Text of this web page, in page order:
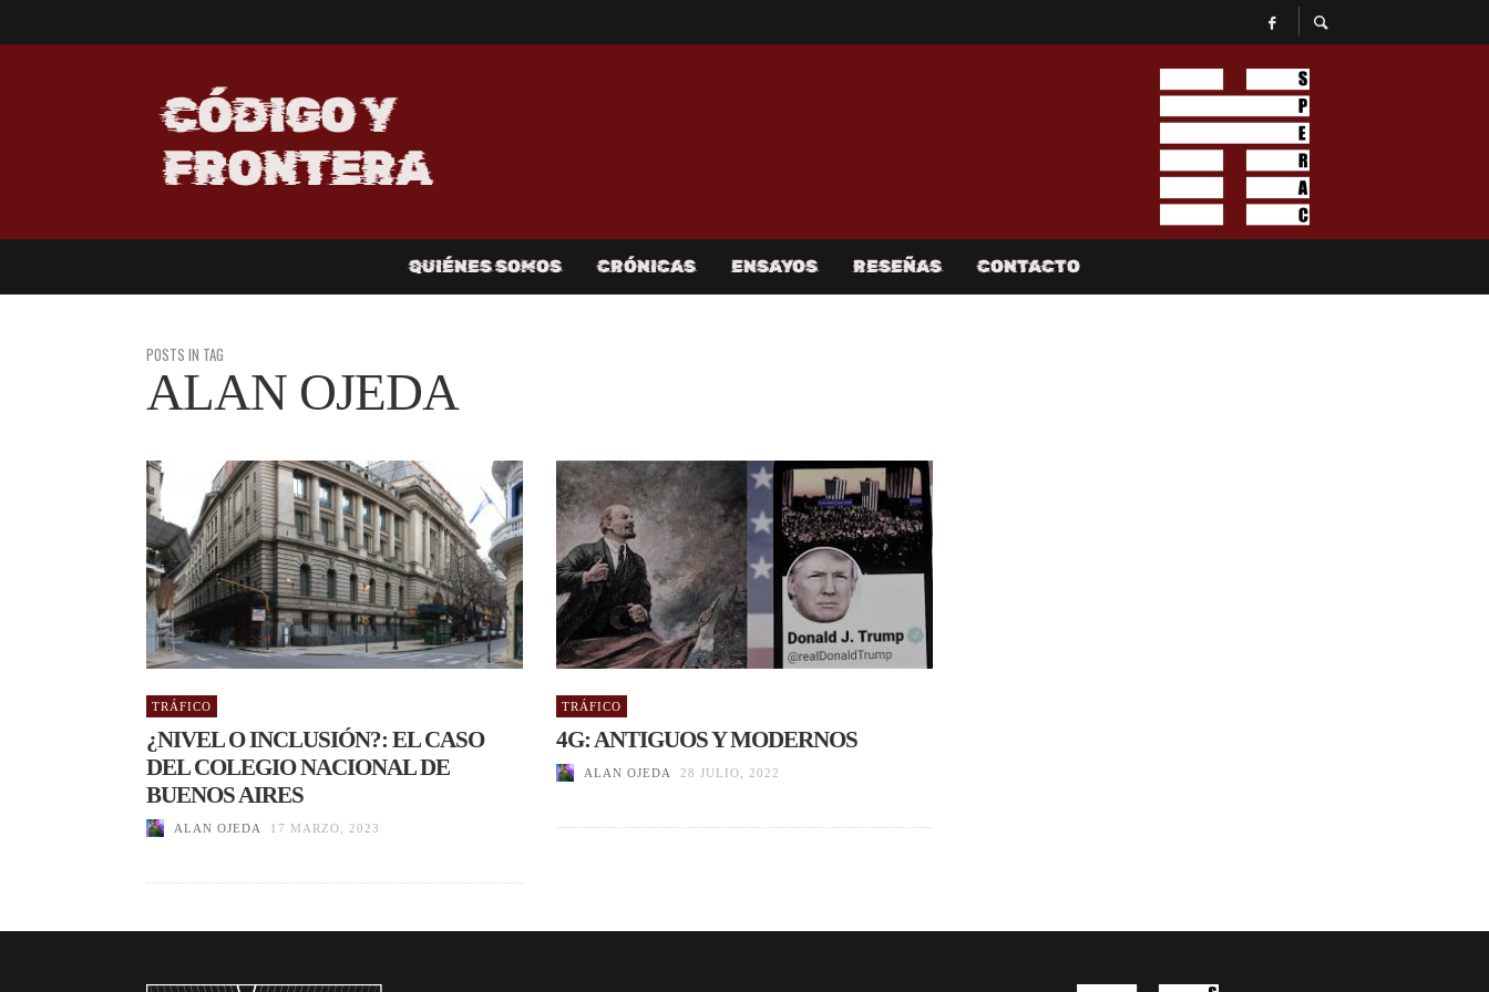
CÓDIGO Y
FRONTERA
QUIÉNES SOMOS CRÓNICAS ENSAYOS RESEÑAS CONTACTO
POSTS IN TAG
ALAN OJEDA
TRÁFICO
¿NIVEL O INCLUSIÓN?: EL CASO
DEL COLEGIO NACIONAL DE
BUENOS AIRES
ALAN OJEDA 17 MARZO, 2023
TRÁFICO
4G: ANTIGUOS Y MODERNOS
ALAN OJEDA 28 JULIO, 2022